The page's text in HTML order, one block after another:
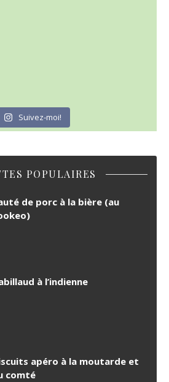
Suivez-moi!
POPULAIRES
de porc à la bière (au
à l’indienne
apéro à la moutarde et
comté